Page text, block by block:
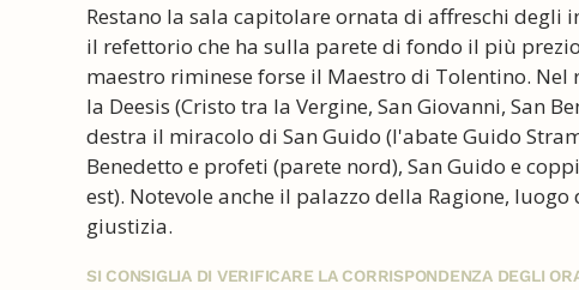
Restano la sala capitolare ornata di affreschi degli
il refettorio che ha sulla parete di fondo il più
maestro riminese forse il Maestro di Tolentino.
la Deesis (Cristo tra la Vergine, San Giovanni, San
destra il miracolo di San Guido (l'abate Guido
Benedetto e profeti (parete nord), San Guido e
est). Notevole anche il palazzo della Ragione,
giustizia.
SI CONSIGLIA DI VERIFICARE LA CORRISPONDENZA DEGLI